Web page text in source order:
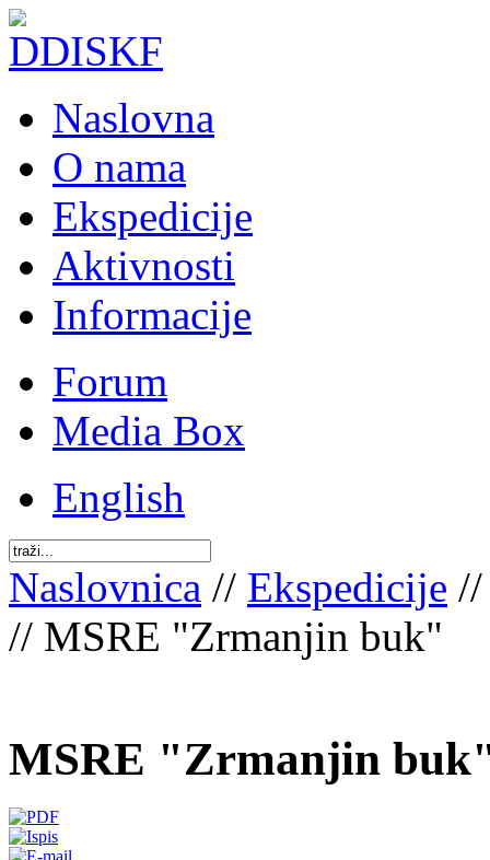
Naslovna
O nama
Ekspedicije
Aktivnosti
Informacije
Forum
Media Box
English
Naslovnica // Ekspedicije
// MSRE "Zrmanjin buk"
MSRE "Zrmanjin